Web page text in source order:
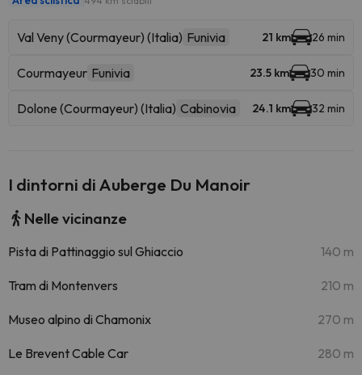
Val Veny (Courmayeur) (Italia) Funivia 21 km 26 min
Courmayeur Funivia 23.5 km 30 min
Dolone (Courmayeur) (Italia) Cabinovia 24.1 km 32 min
I dintorni di Auberge Du Manoir
Nelle vicinanze
Pista di Pattinaggio sul Ghiaccio 140 m
Tram di Montenvers 210 m
Museo alpino di Chamonix 270 m
Le Brevent Cable Car 280 m